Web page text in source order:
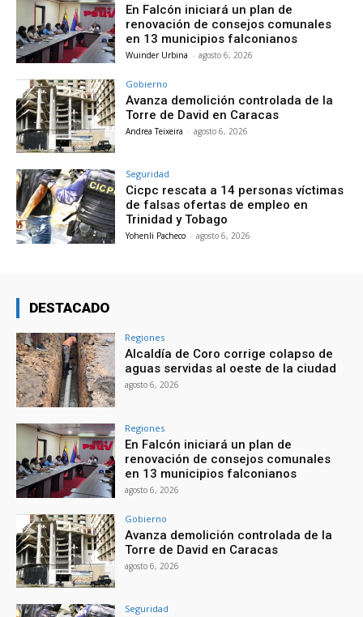
En Falcón iniciará un plan de
renovación de consejos comunales
en 13 municipios falconianos
Wuinder Urbina - agosto 6, 2026
Gobierno
Avanza demolición controlada de la
Torre de David en Caracas
Andrea Teixeira - agosto 6, 2026
Seguridad
Cicpc rescata a 14 personas víctimas
de falsas ofertas de empleo en
Trinidad y Tobago
Yohenli Pacheco - agosto 6, 2026
DESTACADO
Regiones
Alcaldía de Coro corrige colapso de
aguas servidas al oeste de la ciudad
agosto 6, 2026
Regiones
En Falcón iniciará un plan de
renovación de consejos comunales
en 13 municipios falconianos
agosto 6, 2026
Gobierno
Avanza demolición controlada de la
Torre de David en Caracas
agosto 6, 2026
Seguridad